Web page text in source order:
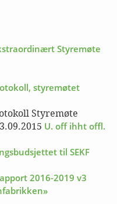
Styremøte
styremøtet
Styremøte
U. off ihht offl.
til SEKF
2016-2019 v3